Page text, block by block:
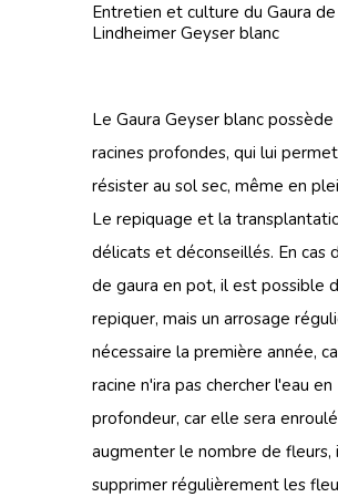
Entretien et culture du Gaura de
Lindheimer Geyser blanc
Le Gaura Geyser blanc
racines profondes, qui lui
résister au sol sec, même en
Le repiquage et la
délicats et déconseillés. En cas
de gaura en pot, il est possible
repiquer, mais un arrosage
nécessaire la première année,
racine n'ira pas chercher l'eau en
profondeur, car elle sera
augmenter le nombre de fleurs,
supprimer régulièrement les